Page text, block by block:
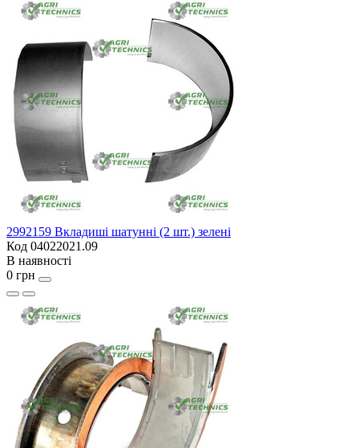
2992159 Вкладиші шатунні (2 шт.) зелені
Код 04022021.09
В наявності
0 грн